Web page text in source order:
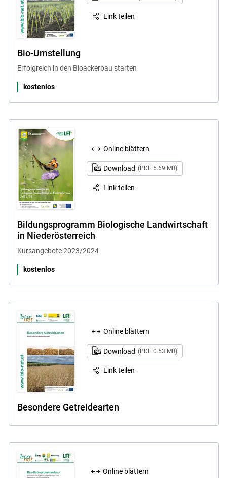
Link teilen
Bio-Umstellung
Erfolgreich in den Bioackerbau starten
kostenlos
Online blättern
Download (PDF 5.69 MB)
Link teilen
Bildungsprogramm Biologische Landwirtschaft
in Niederösterreich
Kursangebote 2023/2024
kostenlos
Online blättern
Download (PDF 0.53 MB)
Link teilen
Besondere Getreidearten
Online blättern